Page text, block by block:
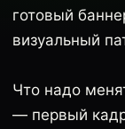
готовый
визуальный
Что надо
— первый